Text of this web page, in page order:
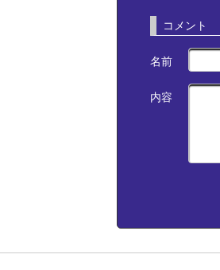
コメント
名前
内容